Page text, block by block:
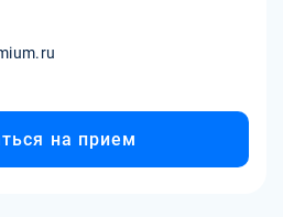
на прием